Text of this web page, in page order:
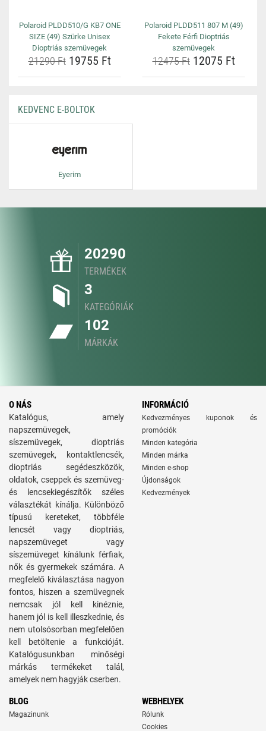
Polaroid PLDD510/G KB7 ONE
SIZE (49) Szürke Unisex
Dioptriás szemüvegek
21290 Ft19755 Ft
Polaroid PLDD511 807 M (49)
Fekete Férfi Dioptriás
szemüvegek
12475 Ft12075 Ft
KEDVENC E-BOLTOK
Eyerim
20290
TERMÉKEK
3
KATEGÓRIÁK
102
MÁRKÁK
O NÁS
Katalógus, amely
napszemüvegek,
síszemüvegek, dioptriás
szemüvegek, kontaktlencsék,
dioptriás segédeszközök,
oldatok, cseppek és szemüveg-
és lencsekiegészítők széles
választékát kínálja. Különböző
típusú kereteket, többféle
lencsét vagy dioptriás,
napszemüveget vagy
síszemüveget kínálunk férfiak,
nők és gyermekek számára. A
megfelelő kiválasztása nagyon
fontos, hiszen a szemüvegnek
nemcsak jól kell kinéznie,
hanem jól is kell illeszkednie, és
nem utolsósorban megfelelően
kell betöltenie a funkcióját.
Katalógusunkban minőségi
márkás termékeket talál,
amelyek nem hagyják cserben.
INFORMÁCIÓ
Kedvezményes kuponok és
promóciók
Minden kategória
Minden márka
Minden e-shop
Újdonságok
Kedvezmények
BLOG
Magazinunk
WEBHELYEK
Rólunk
Cookies